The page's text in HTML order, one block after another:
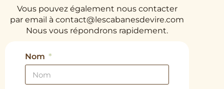
Vous pouvez également nous contacter
par email à contact@lescabanesdevire.com
Nous vous répondrons rapidement.
Nom